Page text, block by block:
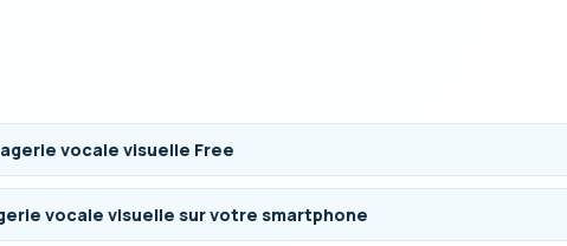
vocale visuelle Free
vocale visuelle sur votre smartphone